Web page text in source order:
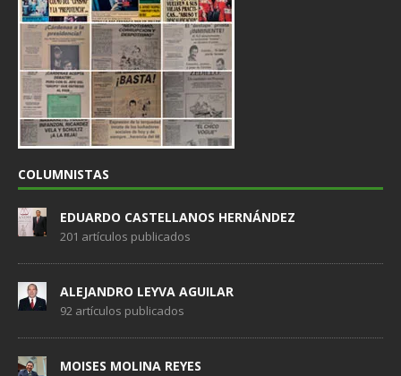
COLUMNISTAS
EDUARDO CASTELLANOS HERNÁNDEZ
201 artículos publicados
ALEJANDRO LEYVA AGUILAR
92 artículos publicados
MOISES MOLINA REYES